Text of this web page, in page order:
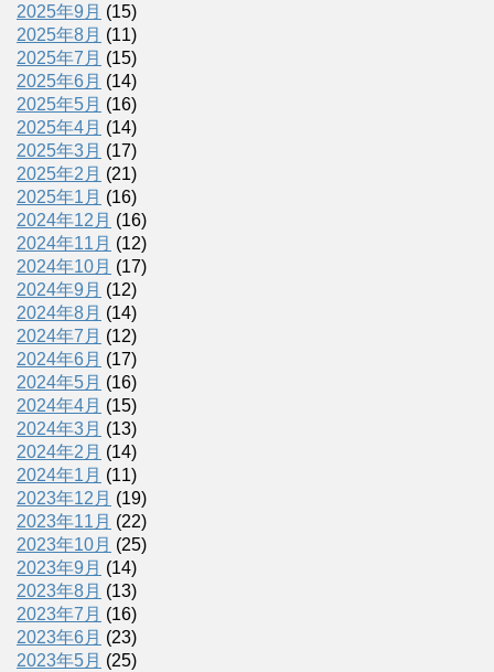
2025年9月 (15)
2025年8月 (11)
2025年7月 (15)
2025年6月 (14)
2025年5月 (16)
2025年4月 (14)
2025年3月 (17)
2025年2月 (21)
2025年1月 (16)
2024年12月 (16)
2024年11月 (12)
2024年10月 (17)
2024年9月 (12)
2024年8月 (14)
2024年7月 (12)
2024年6月 (17)
2024年5月 (16)
2024年4月 (15)
2024年3月 (13)
2024年2月 (14)
2024年1月 (11)
2023年12月 (19)
2023年11月 (22)
2023年10月 (25)
2023年9月 (14)
2023年8月 (13)
2023年7月 (16)
2023年6月 (23)
2023年5月 (25)